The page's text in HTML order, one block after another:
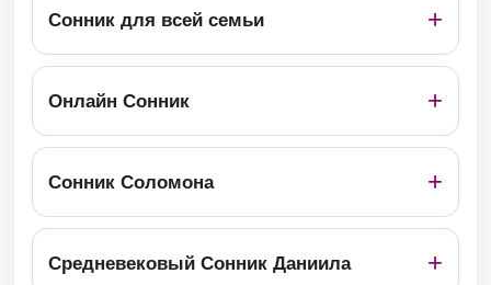
Сонник для всей семьи
Онлайн Сонник
Сонник Соломона
Средневековый Сонник Даниила